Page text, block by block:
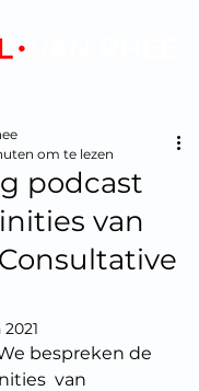
podcast
van
om te lezen
bespreken de
van